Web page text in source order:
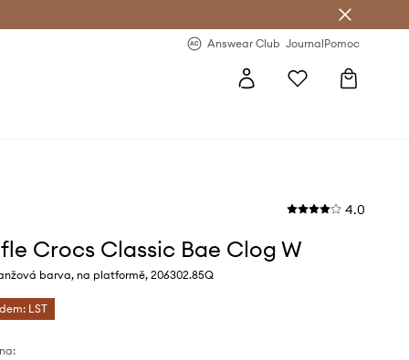
Answear Club JournalPomoc
4.0
Crocs Classic Bae Clog W
barva, na platformě, 206302.85Q
LST